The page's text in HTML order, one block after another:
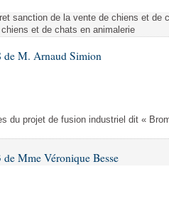
sanction de la vente de chiens et de
et de chats en animalerie
de M. Arnaud Simion
du projet de fusion industriel dit «
Mme Véronique Besse